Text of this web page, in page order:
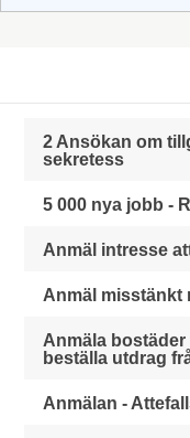
2 Ansökan om
sekretess
5 000 nya jobb -
Anmäl intresse
Anmäl misstänkt
Anmäla
beställa utdrag
Anmälan -